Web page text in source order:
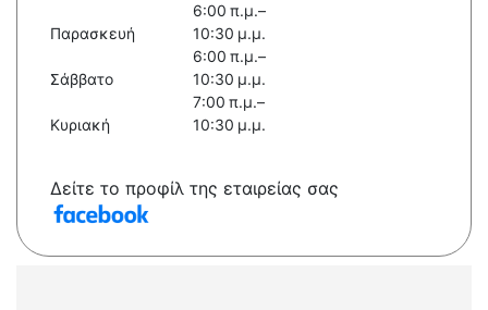
Παρασκευή
6:00 π.μ.–
10:30 μ.μ.
Σάββατο
6:00 π.μ.–
10:30 μ.μ.
Κυριακή
7:00 π.μ.–
10:30 μ.μ.
Δείτε το προφίλ της εταιρείας σας